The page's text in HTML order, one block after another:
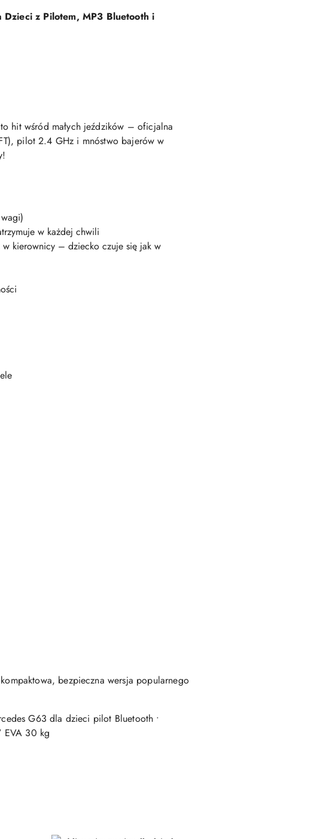
z Pilotem, MP3 Bluetooth i
hit wśród małych jeździków – oficjalna
pilot 2.4 GHz i mnóstwo bajerów w
w każdej chwili
kierownicy – dziecko czuje się jak w
bezpieczna wersja popularnego
G63 dla dzieci pilot Bluetooth •
EVA 30 kg